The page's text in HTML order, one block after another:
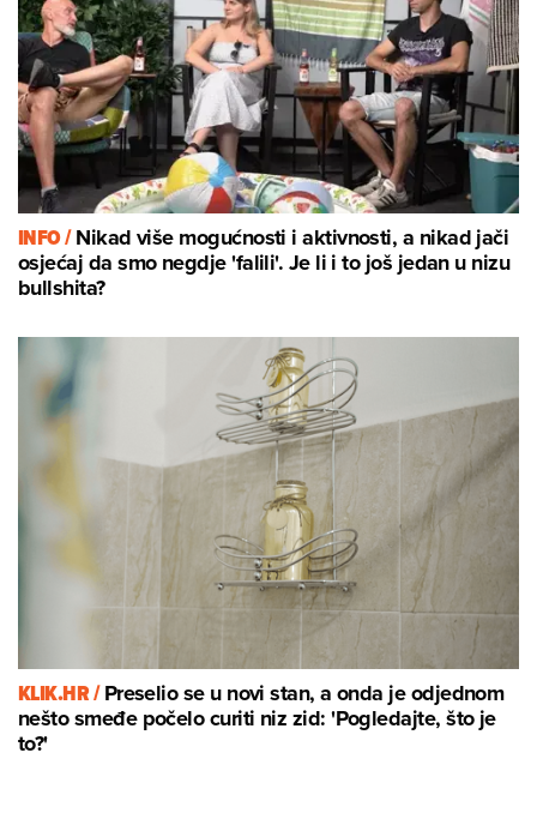
INFO /Nikad više mogućnosti i aktivnosti, a nikad jači
osjećaj da smo negdje 'falili'. Je li i to još jedan u nizu
bullshita?
KLIK.HR /Preselio se u novi stan, a onda je odjednom
nešto smeđe počelo curiti niz zid: 'Pogledajte, što je
to?'